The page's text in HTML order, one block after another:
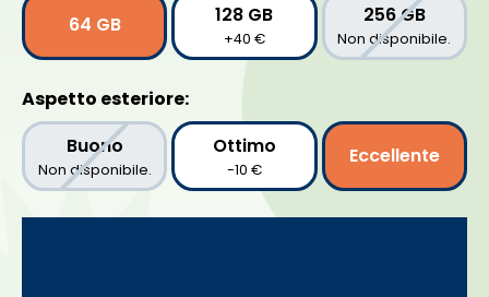
64 GB 128 GB
+40 €
256 GB
Non disponibile.
Aspetto esteriore:
Buono
Non disponibile.
Ottimo
-10 €
Eccellente